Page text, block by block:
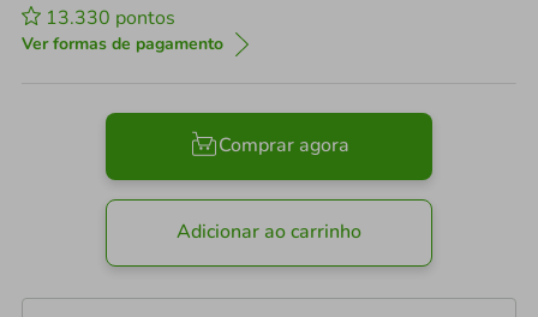
13.330 pontos
Ver formas de pagamento
Comprar agora
Adicionar ao carrinho